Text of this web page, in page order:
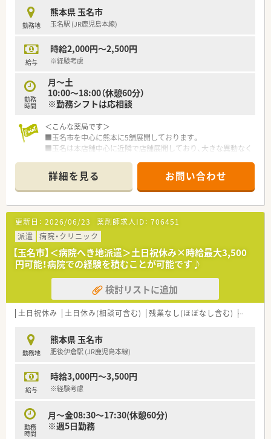
○長期就業＆自己研讃を続ける事で給与があがる仕組みになっ
ており、将来的に高年収も狙う事が出来ます。
○インターネットを使って処方薬の飲み方を遠隔指導する「オン
今後も病院の「敷地内薬局」の推進、女性客の取り込みを狙う
店舗でデザインの一新。
成長を続けています。
○どの店舗も、最新システムが整っています！
○各種研修制度充実！（入社時研修、新任薬局長研修、薬局長研
修、マネージャー研修、
認定薬剤師取得支援制度、各種学会参加、大学院奨学資金制
海外研修を含めて50種類以上の研修プログラムで社員の成長
をサポートしてくれます。
〇個別の教育プログラムによってスキルアップをサポート！
を追って
5年の教育プログラムを実施しています。
＼福利厚生／
〇「社員第一主義」を掲げている同社では、福利厚生面が手厚く
年間休日120日以上、「連続休暇制度（年に1回、最大9連休を取
得できる制度）」等
プライベートも充実出来る様にワークライフバランスを後押
ししてくれる制度が充実しています。
〇社員割引制度、財形貯蓄制度、スポーツジム優待等が受けられ
提携の保養施設は全国に40ヵ所あります。
〇産休・育休・時短勤務者2,097人以上等、どれも業界トップクラ
スの実績!
育児休業より復帰後、1日最大2時間短縮して勤務できる制度
です。
用可能♪
〇転居を伴う異動のある採用枠もありますが(転居を伴わない採
用も可)
勤務地
熊本県 玉名市
玉名駅 (JR鹿児島本線)
給与
時給2,000円～2,500円
※経験考慮
勤務
時間
月～土
10:00～18:00（休憩60分）
※勤務シフトは応相談
＜こんな薬局です＞
■玉名市を中心に熊本に5舗展開しております。
■玉名は本店舗中心に近隣で店舗展開しており、大きな異動なく
■外来対応はもちろん、在宅、OTC、漢方など様々な分野を学ぶ
ことができます。
<こんな店舗です>
■門前のクリニックはなく、面対応と在宅を中心にした薬局で
す。
■調剤併設型の店舗でOTCの取扱い、化粧品の販売も行っている
地域のドラッグストアです。
■調剤室には錠剤全自動分包機など機材が充実しております。
■在宅は近隣の施設をメインに行っており、社長が主に対応され
ております。
詳細を見る お問い合わせ
更新日： 2026/06/23 薬剤師求人ID： 706451
派遣
病院・クリニック
【玉名市】＜病院へき地派遣＞土日祝休み×時給最大3,500
円可能！病院での経験を積むことが可能です♪
検討リストに追加
土日祝休み 土日休み(相談可含む) 残業なし(ほぼなし含む) 車通勤
勤務地
熊本県 玉名市
肥後伊倉駅 (JR鹿児島本線)
給与
時給3,000円～3,500円
※経験考慮
勤務
時間
月～金08:30～17:30(休憩60分)
※週5日勤務